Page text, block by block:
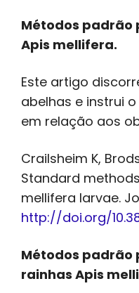
Métodos
Apis mellifera.
Este artigo
abelhas e instrui
em relação aos
Crailsheim K,
Standard
mellifera larvae.
http://doi.org/
Métodos padrão
rainhas Apis